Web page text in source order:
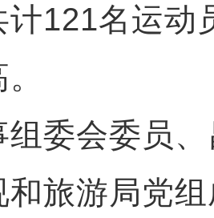
计121名运动
会委员、
和旅游局党